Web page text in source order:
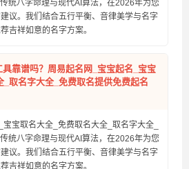
统八字命理与现代AI算法，在2026年为您
议。我们结合五行平衡、音律美学与名字
吉祥如意的名字方案。
靠谱吗？周易起名网_宝宝起名_宝宝
_取名字大全_免费取名提供免费起名
宝取名大全_免费取名大全_取名字大全_
统八字命理与现代AI算法，在2026年为您
议。我们结合五行平衡、音律美学与名字
吉祥如意的名字方案。